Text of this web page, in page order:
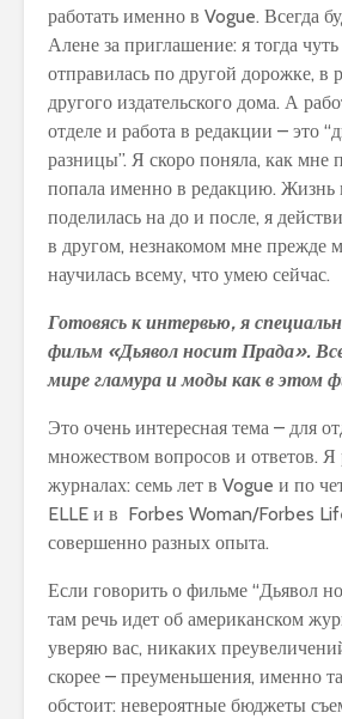
работать именно в Vogue. Всегда
Алене за приглашение: я тогда
отправилась по другой дорожке, в
другого издательского дома. А
отделе и работа в редакции – это
разницы”. Я скоро поняла, как мне
попала именно в редакцию. Жизнь
поделилась на до и после, я
в другом, незнакомом мне прежде
научилась всему, что умею сейчас.
Готовясь к интервью, я
фильм «Дьявол носит Прада».
мире гламура и моды как в этом
Это очень интересная тема – для
множеством вопросов и ответов. Я
журналах: семь лет в Vogue и по
ELLE и в Forbes Woman/Forbes
совершенно разных опыта.
Если говорить о фильме “Дьявол
там речь идет об американском
уверяю вас, никаких
скорее – преуменьшения, именно
обстоит: невероятные бюджеты